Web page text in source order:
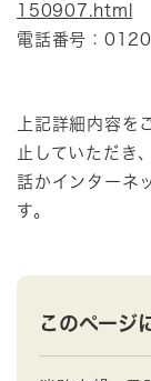
150907.html
電話番号：
上記詳細内容を
止していただき
話かインターネ
す。
このページ